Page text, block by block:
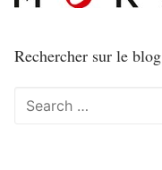
Rechercher sur le blog
Rechercher